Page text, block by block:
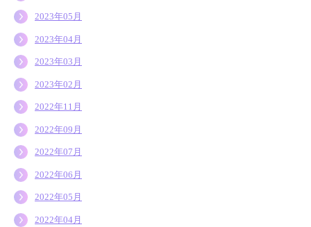
2023年05月
2023年04月
2023年03月
2023年02月
2022年11月
2022年09月
2022年07月
2022年06月
2022年05月
2022年04月